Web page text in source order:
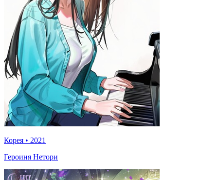
Корея • 2021
Героиня Нетори